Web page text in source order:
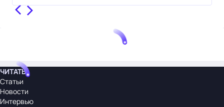
ЧИТАТЬ
Статьи
Новости
Интервью